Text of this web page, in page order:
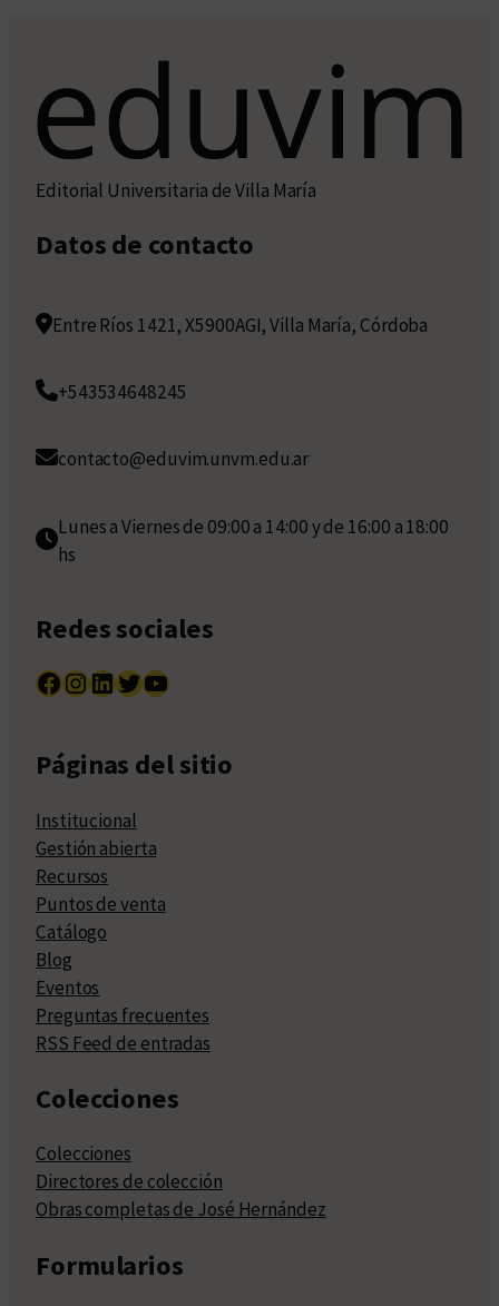
Editorial Universitaria de Villa María
Datos de contacto
Entre Ríos 1421, X5900AGI, Villa María, Córdoba
+543534648245
contacto@eduvim.unvm.edu.ar
Lunes a Viernes de 09:00 a 14:00 y de 16:00 a 18:00
hs
Redes sociales
Facebook InstagramLinkedIn Twitter YouTube
Páginas del sitio
Institucional
Gestión abierta
Recursos
Puntos de venta
Catálogo
Blog
Eventos
Preguntas frecuentes
RSS Feed de entradas
Colecciones
Colecciones
Directores de colección
Obras completas de José Hernández
Formularios